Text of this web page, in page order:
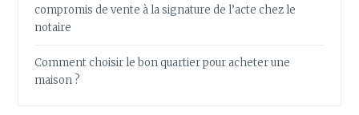
compromis de vente à la signature de l’acte chez le
notaire
Comment choisir le bon quartier pour acheter une
maison ?